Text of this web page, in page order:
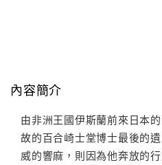
內容簡介
由非洲王國伊斯蘭前來日本
故的百合崎士堂博士最後的
威的響麻，則因為他奔放的